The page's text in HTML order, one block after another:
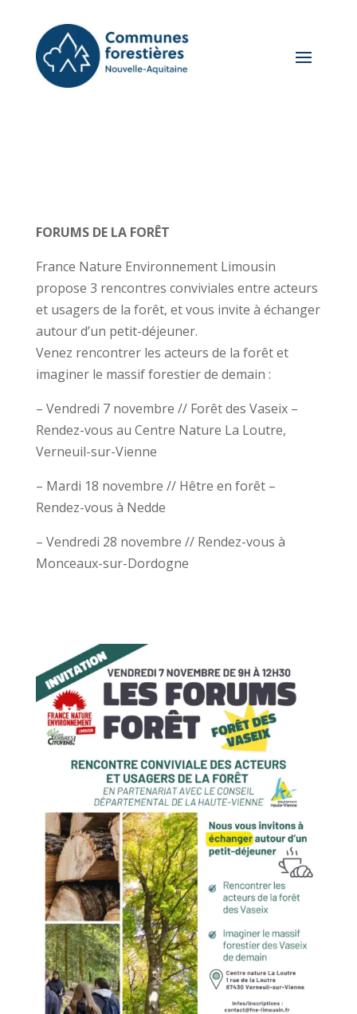
FORUMS DE LA FORÊT
France Nature Environnement Limousin
propose 3 rencontres conviviales entre acteurs
et usagers de la forêt, et vous invite à échanger
autour d’un petit-déjeuner.
Venez rencontrer les acteurs de la forêt et
imaginer le massif forestier de demain :
– Vendredi 7 novembre // Forêt des Vaseix –
Rendez-vous au Centre Nature La Loutre,
Verneuil-sur-Vienne
– Mardi 18 novembre // Hêtre en forêt –
Rendez-vous à Nedde
– Vendredi 28 novembre // Rendez-vous à
Monceaux-sur-Dordogne